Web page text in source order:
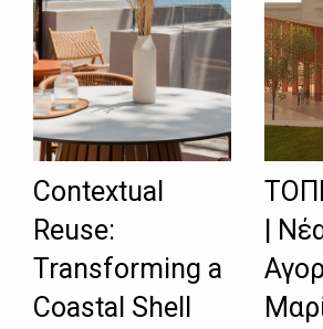
Contextual
Reuse:
Transforming a
Coastal Shell
|